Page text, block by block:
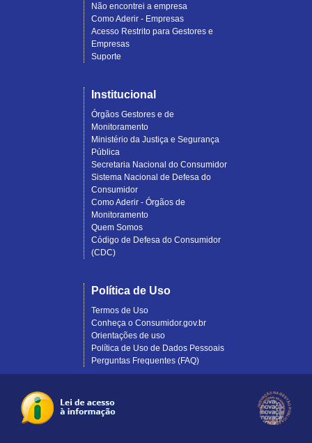
Não encontrei a empresa
Como Aderir - Empresas
Acesso Restrito para Gestores e
Empresas
Suporte
Institucional
Órgãos Gestores e de
Monitoramento
Ministério da Justiça e Segurança
Pública
Secretaria Nacional do Consumidor
Sistema Nacional de Defesa do
Consumidor
Como Aderir - Órgãos de
Monitoramento
Quem Somos
Código de Defesa do Consumidor
(CDC)
Política de Uso
Termos de Uso
Conheça o Consumidor.gov.br
Orientações de uso
Política de Uso de Dados Pessoais
Perguntas Frequentes (FAQ)